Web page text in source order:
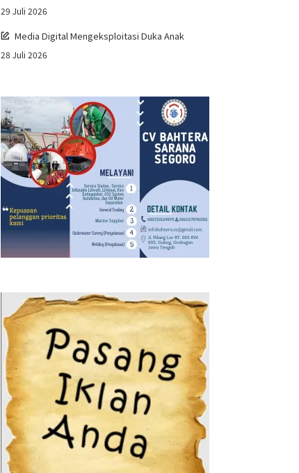
29 Juli 2026
Media Digital Mengeksploitasi Duka Anak
28 Juli 2026